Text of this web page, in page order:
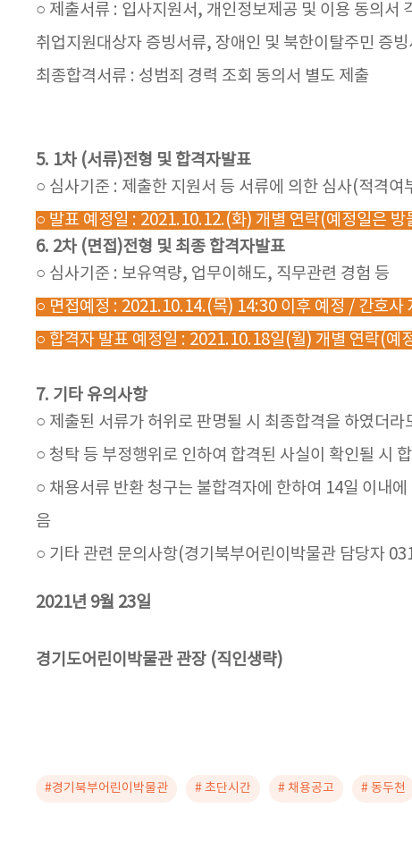
○ 제출서류 : 입사지원서, 개인정보제공 및 이용 동의서
취업지원대상자 증빙서류, 장애인 및 북한이탈주민 증
최종합격서류 : 성범죄 경력 조회 동의서 별도 제출
5. 1차 (서류)전형 및 합격자발표
○ 심사기준 : 제출한 지원서 등 서류에 의한 심사(적격여
○ 발표 예정일 : 2021.10.12.(화) 개별 연락(예정일은 방
6. 2차 (면접)전형 및 최종 합격자발표
○ 심사기준 : 보유역량, 업무이해도, 직무관련 경험 등
○ 면접예정 : 2021.10.14.(목) 14:30 이후 예정 / 간호사
○ 합격자 발표 예정일 : 2021.10.18일(월) 개별 연락(예
7. 기타 유의사항
○ 제출된 서류가 허위로 판명될 시 최종합격을 하였더라
○ 청탁 등 부정행위로 인하여 합격된 사실이 확인될 시
○ 채용서류 반환 청구는 불합격자에 한하여 14일 이내
음
○ 기타 관련 문의사항(경기북부어린이박물관 담당자
2021년 9월 23일
경기도어린이박물관 관장 (직인생략)
#경기북부어린이박물관 # 초단시간 # 채용공고 # 동두천